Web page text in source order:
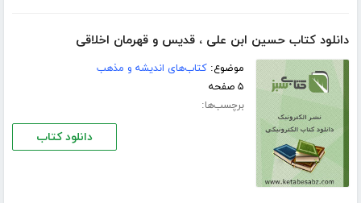
دانلود کتاب حسین ابن علی ، قدیس و قهرمان اخلاقی
موضوع:کتاب‌های اندیشه و مذهب
۵ صفحه
برچسب‌ها:
دانلود کتاب